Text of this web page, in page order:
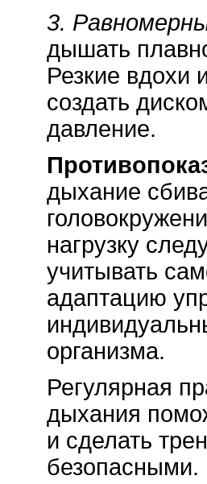
3.
дышать
Резкие вдохи
создать
давление.
дыхание
нагрузку
учитывать
адаптацию
организма.
Регулярная
дыхания
и сделать
безопасными.